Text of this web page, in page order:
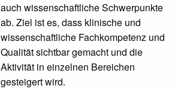
auch wissenschaftliche Schwerpunkte
ab. Ziel ist es, dass klinische und
wissenschaftliche Fachkompetenz und
Qualität sichtbar gemacht und die
Aktivität in einzelnen Bereichen
gesteigert wird.